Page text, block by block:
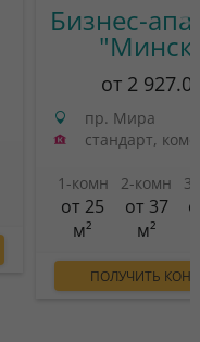
Бизнес-
от 2
пр. Мира
стандарт,
1-комн
от 25
м²
2-комн
от 37
м²
ПОЛУЧИТЬ